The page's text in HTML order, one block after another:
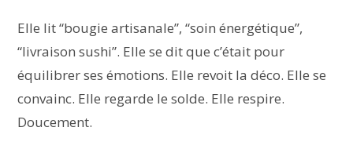
Elle lit “bougie artisanale”, “soin énergétique”,
“livraison sushi”. Elle se dit que c’était pour
équilibrer ses émotions. Elle revoit la déco. Elle se
convainc. Elle regarde le solde. Elle respire.
Doucement.